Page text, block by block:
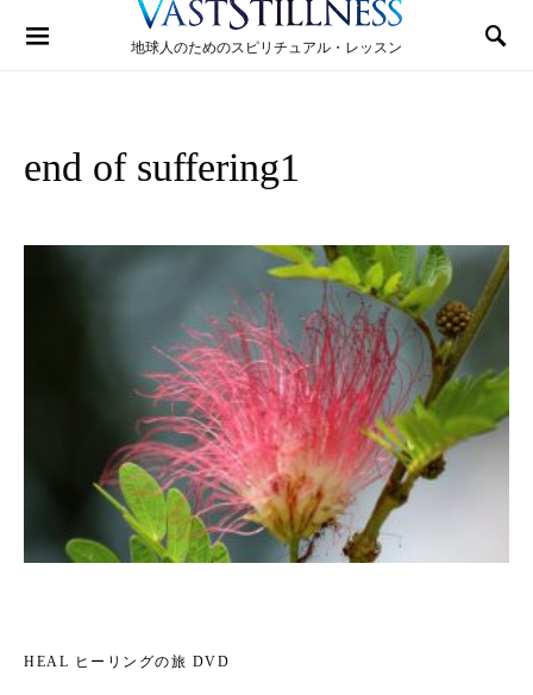
地球人のためのスピリチュアル・レッスン
Search for:
end of suffering1
HEAL ヒーリングの旅 DVD